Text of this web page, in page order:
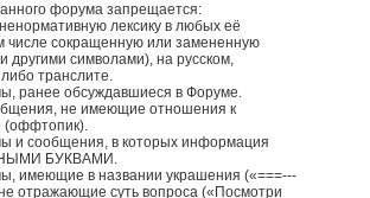
форума запрещается:
лексику в любых её
числе сокращенную или замененную
другими символами), на русском,
транслите.
ранее обсуждавшиеся в Форуме.
не имеющие отношения к
(оффтопик).
и сообщения, в которых информация
БУКВАМИ.
имеющие в названии украшения («===---
отражающие суть вопроса («Посмотри